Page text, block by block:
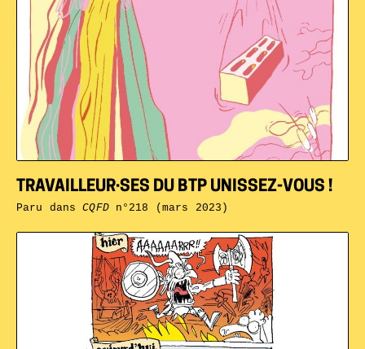
TRAVAILLEUR·SES DU BTP UNISSEZ-VOUS !
Paru dansCQFDn°218 (mars 2023)